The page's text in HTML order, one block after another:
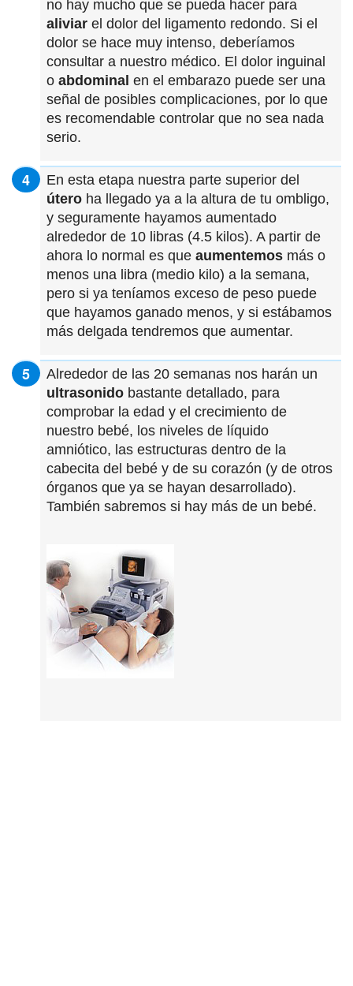
no hay mucho que se pueda hacer para
aliviar el dolor del ligamento redondo. Si el
dolor se hace muy intenso, deberíamos
consultar a nuestro médico. El dolor inguinal
o abdominal en el embarazo puede ser una
señal de posibles complicaciones, por lo que
es recomendable controlar que no sea nada
serio.
En esta etapa nuestra parte superior del
útero ha llegado ya a la altura de tu ombligo,
y seguramente hayamos aumentado
alrededor de 10 libras (4.5 kilos). A partir de
ahora lo normal es que aumentemos más o
menos una libra (medio kilo) a la semana,
pero si ya teníamos exceso de peso puede
que hayamos ganado menos, y si estábamos
más delgada tendremos que aumentar.
Alrededor de las 20 semanas nos harán un
ultrasonido bastante detallado, para
comprobar la edad y el crecimiento de
nuestro bebé, los niveles de líquido
amniótico, las estructuras dentro de la
cabecita del bebé y de su corazón (y de otros
órganos que ya se hayan desarrollado).
También sabremos si hay más de un bebé.